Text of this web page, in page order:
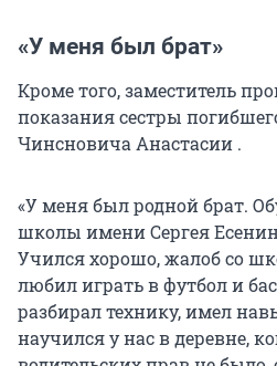
«У меня был брат»
Кроме того, заместитель
показания сестры
Чинсновича Анастасии .
«У меня был родной брат.
школы имени Сергея
Учился хорошо, жалоб со
любил играть в футбол и
разбирал технику, имел
научился у нас в деревне,